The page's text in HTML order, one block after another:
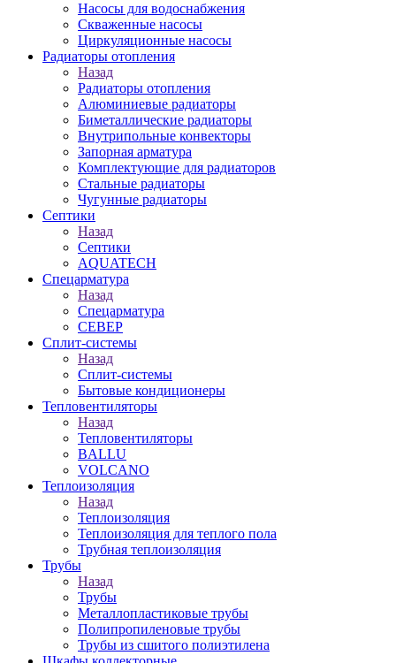
Насосы для водоснабжения
Скваженные насосы
Циркуляционные насосы
Радиаторы отопления
Назад
Радиаторы отопления
Алюминиевые радиаторы
Биметаллические радиаторы
Внутрипольные конвекторы
Запорная арматура
Комплектующие для радиаторов
Стальные радиаторы
Чугунные радиаторы
Септики
Назад
Септики
AQUATECH
Спецарматура
Назад
Спецарматура
СЕВЕР
Сплит-системы
Назад
Сплит-системы
Бытовые кондиционеры
Тепловентиляторы
Назад
Тепловентиляторы
BALLU
VOLCANO
Теплоизоляция
Назад
Теплоизоляция
Теплоизоляция для теплого пола
Трубная теплоизоляция
Трубы
Назад
Трубы
Металлопластиковые трубы
Полипропиленовые трубы
Трубы из сшитого полиэтилена